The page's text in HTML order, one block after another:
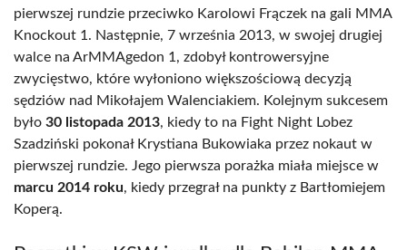
pierwszej rundzie przeciwko Karolowi Frączek na gali MMA
Knockout 1. Następnie, 7 września 2013, w swojej drugiej
walce na ArMMAgedon 1, zdobył kontrowersyjne
zwycięstwo, które wyłoniono większościową decyzją
sędziów nad Mikołajem Walenciakiem. Kolejnym sukcesem
było 30 listopada 2013, kiedy to na Fight Night Lobez
Szadziński pokonał Krystiana Bukowiaka przez nokaut w
pierwszej rundzie. Jego pierwsza porażka miała miejsce w
marcu 2014 roku, kiedy przegrał na punkty z Bartłomiejem
Koperą.